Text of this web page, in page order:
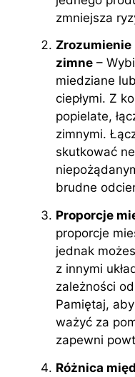
zmniejsza
Zrozumienie
zimne –
miedziane
ciepłymi. Z
popielate,
zimnymi.
skutkować
brudne
Proporcje
proporcje
jednak
z innymi
zależności
Pamiętaj,
ważyć za
zapewni
Różnica